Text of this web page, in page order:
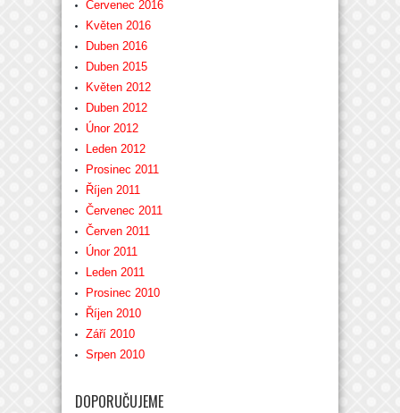
Červenec 2016
Květen 2016
Duben 2016
Duben 2015
Květen 2012
Duben 2012
Únor 2012
Leden 2012
Prosinec 2011
Říjen 2011
Červenec 2011
Červen 2011
Únor 2011
Leden 2011
Prosinec 2010
Říjen 2010
Září 2010
Srpen 2010
DOPORUČUJEME